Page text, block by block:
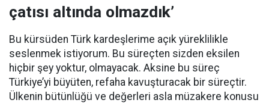
çatısı altında olmazdık’
Bu kürsüden Türk kardeşlerime açık yüreklilikle
seslenmek istiyorum. Bu süreçten sizden eksilen
hiçbir şey yoktur, olmayacak. Aksine bu süreç
Türkiye’yi büyüten, refaha kavuşturacak bir süreçtir.
Ülkenin bütünlüğü ve değerleri asla müzakere konusu